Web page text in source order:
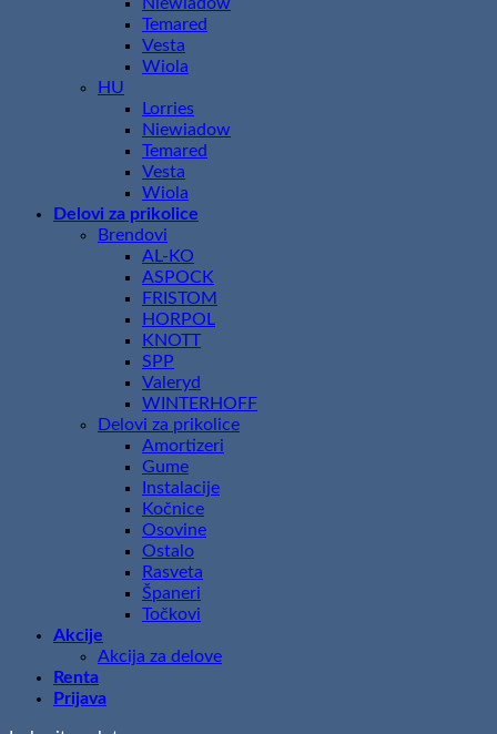
Temared
Vesta
Wiola
HU
Lorries
Niewiadow
Temared
Vesta
Wiola
Delovi za prikolice
Brendovi
AL-KO
ASPOCK
FRISTOM
HORPOL
KNOTT
SPP
Valeryd
WINTERHOFF
Delovi za prikolice
Amortizeri
Gume
Instalacije
Kočnice
Osovine
Ostalo
Rasveta
Španeri
Točkovi
Akcije
Akcija za delove
Renta
Prijava